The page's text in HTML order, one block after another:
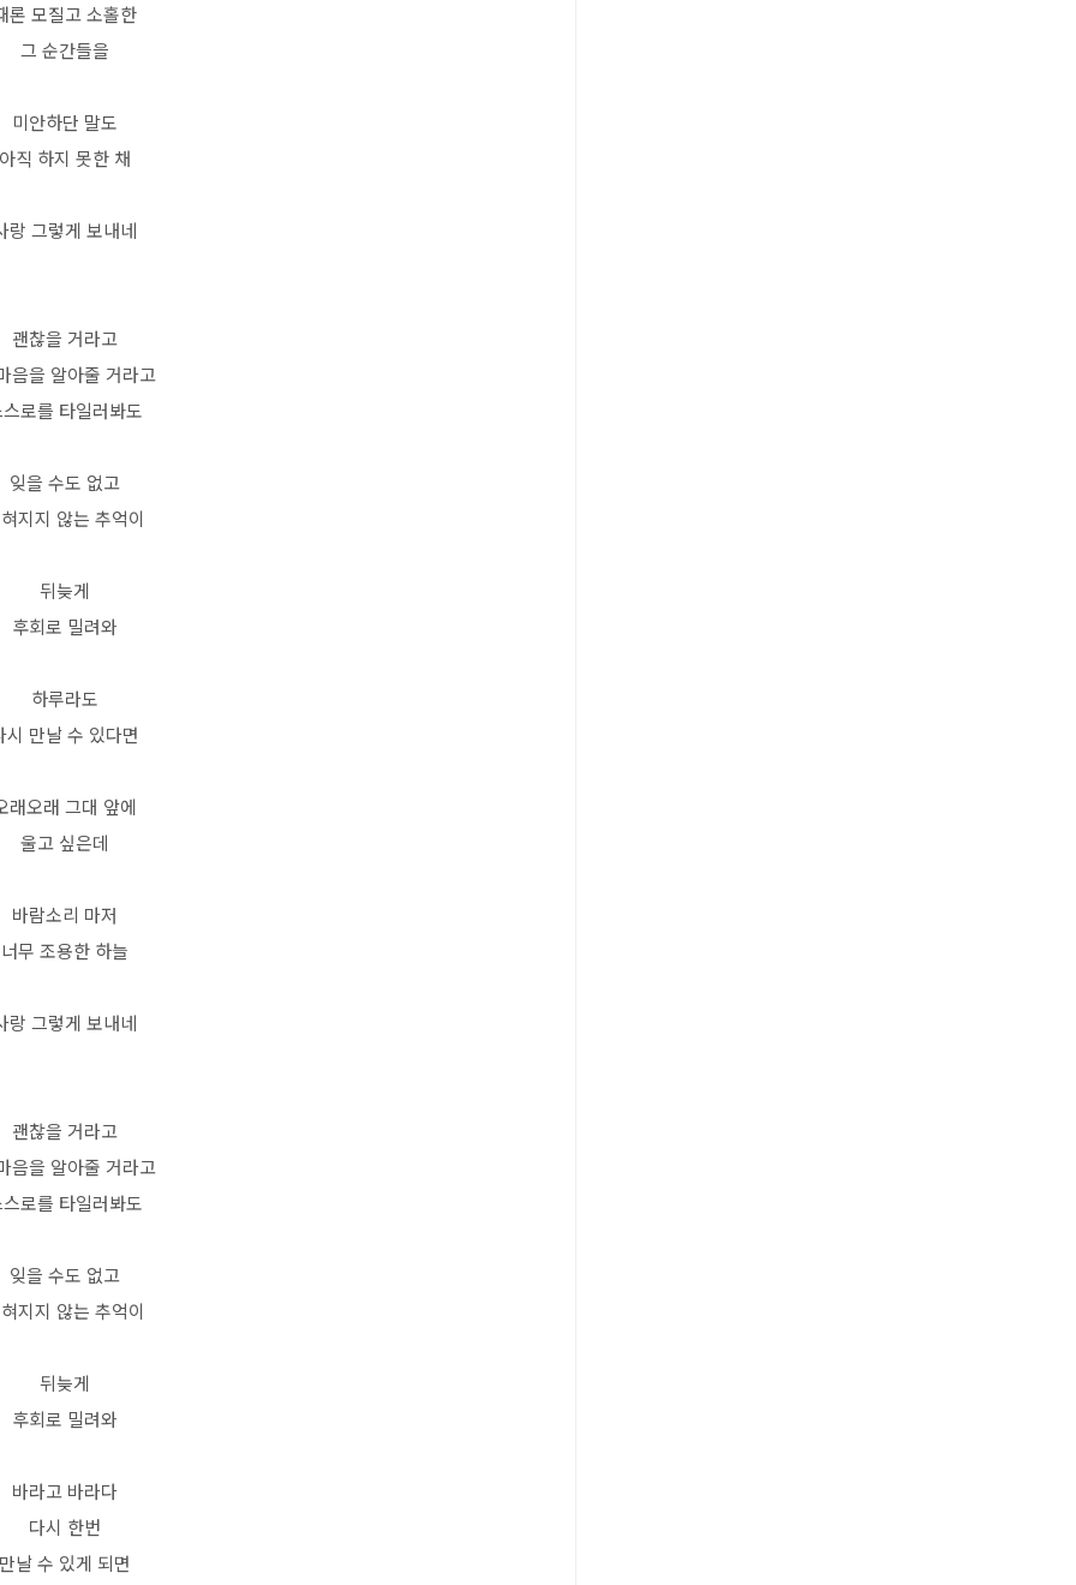
론 모질고 소홀한
그 순간들을
미안하단 말도
아직 하지 못한 채
랑 그렇게 보내네
괜찮을 거라고
음을 알아줄 거라고
로를 타일러봐도
잊을 수도 없고
지지 않는 추억이
뒤늦게
후회로 밀려와
하루라도
시 만날 수 있다면
래오래 그대 앞에
울고 싶은데
바람소리 마저
너무 조용한 하늘
랑 그렇게 보내네
괜찮을 거라고
음을 알아줄 거라고
로를 타일러봐도
잊을 수도 없고
지지 않는 추억이
뒤늦게
후회로 밀려와
바라고 바라다
다시 한번
만날 수 있게 되면